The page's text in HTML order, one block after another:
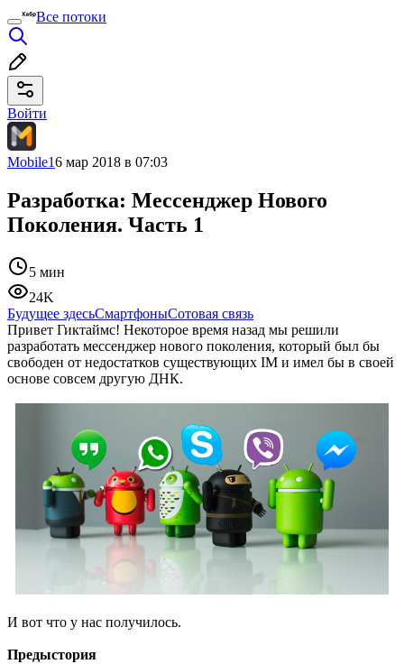
Все потоки
Войти
Mobile16 мар 2018 в 07:03
Разработка: Мессенджер Нового
Поколения. Часть 1
5 мин
24K
Будущее здесьСмартфоныСотовая связь
Привет Гиктаймс! Некоторое время назад мы решили
разработать мессенджер нового поколения, который был бы
свободен от недостатков существующих IM и имел бы в своей
основе совсем другую ДНК.
И вот что у нас получилось.
Предыстория